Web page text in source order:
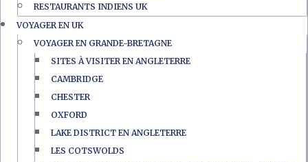
RESTAURANTS INDIENS UK
VOYAGER EN UK
VOYAGER EN GRANDE-BRETAGNE
SITES À VISITER EN ANGLETERRE
CAMBRIDGE
CHESTER
OXFORD
LAKE DISTRICT EN ANGLETERRE
LES COTSWOLDS